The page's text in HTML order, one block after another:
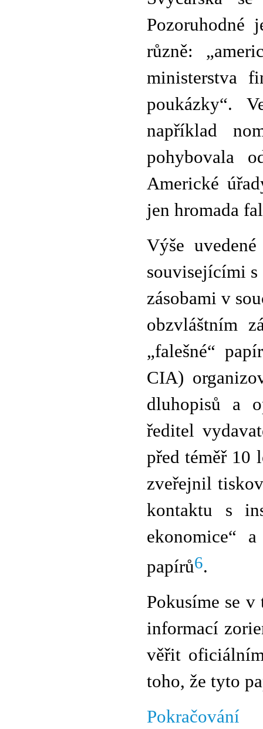
Pozoruhodné
různě:
ministerstva
poukázky“.
například
pohybovala
Americké
jen hromada
Výše
souvisejícími s
zásobami v
obzvláštním
„falešné“
CIA)
dluhopisů a
ředitel
před téměř 10
zveřejnil
kontaktu s
ekonomice“
papírů6.
Pokusíme se
informací
věřit
toho, že tyto
Pokračování